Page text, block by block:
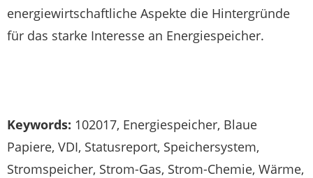
energiewirtschaftliche Aspekte die Hintergründe
für das starke Interesse an Energiespeicher.
Keywords: 102017, Energiespeicher, Blaue
Papiere, VDI, Statusreport, Speichersystem,
Stromspeicher, Strom-Gas, Strom-Chemie, Wärme,